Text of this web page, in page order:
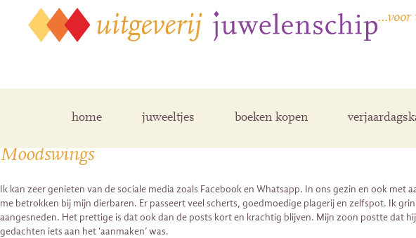
…voor
home juweeltjes boeken kopen
Posts Tagged ‘moodswings’
Moodswings
Ik kan zeer genieten van de sociale media zoals Facebook en Whatsapp. In ons gezin en ook
me betrokken bij mijn dierbaren. Er passeert veel scherts, goedmoedige plagerij en zelfspot. Ik
aangesneden. Het prettige is dat ook dan de posts kort en krachtig blijven. Mijn zoon postte dat
gedachten iets aan het ‘aanmaken’ was.